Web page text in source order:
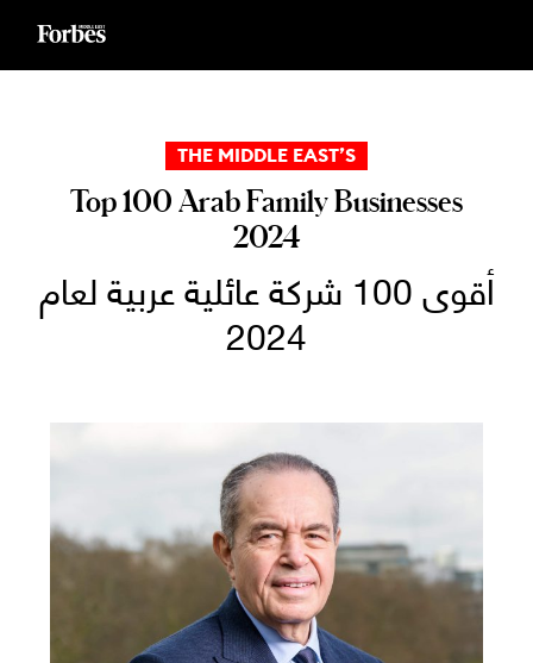
THE MIDDLE EAST’S
Top 100 Arab Family Businesses
2024
أقوى 100 شركة عائلية عربية لعام
2024